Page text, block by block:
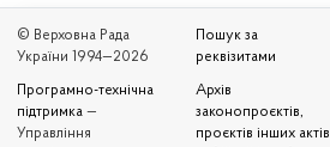
© Верховна Рада
України 1994—2026
Програмно-технічна
підтримка —
Управління
Пошук за
реквізитами
Архів
законопроєктів,
проєктів інших актів